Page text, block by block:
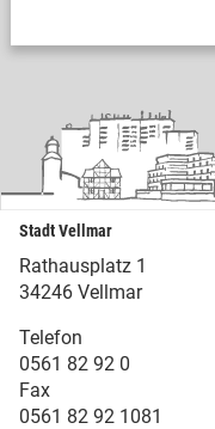
Stadt Vellmar
Rathausplatz 1
34246 Vellmar
Telefon
0561 82 92 0
Fax
0561 82 92 1081